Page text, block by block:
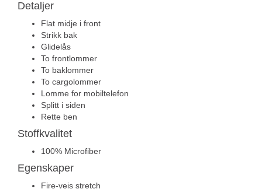
Detaljer
Flat midje i front
Strikk bak
Glidelås
To frontlommer
To baklommer
To cargolommer
Lomme for mobiltelefon
Splitt i siden
Rette ben
Stoffkvalitet
100% Microfiber
Egenskaper
Fire-veis stretch